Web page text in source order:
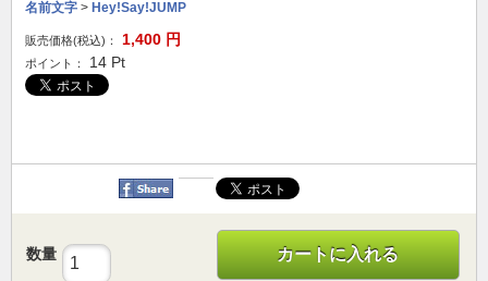
名前文字 > Hey!Say!JUMP
販売価格(税込)： 1,400 円
ポイント： 14 Pt
数量 カートに入れる